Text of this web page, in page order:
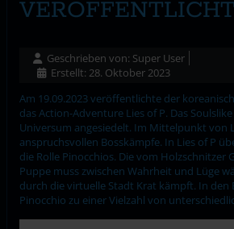
VERÖFFENTLICHT
Geschrieben von: Super User
Erstellt: 28. Oktober 2023
Am 19.09.2023 veröffentlichte der
das Action-Adventure Lies of P. Das
Universum angesiedelt. Im Mittelpunkt von
anspruchsvollen Bosskämpfe. In Lies of P
die Rolle Pinocchios. Die vom Holzschnitzer
Puppe muss zwischen Wahrheit und Lüge
durch die virtuelle Stadt Krat kämpft. In den
Pinocchio zu einer Vielzahl von